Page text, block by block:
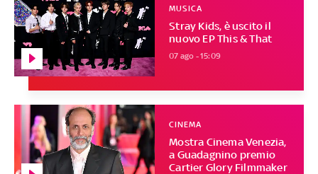
Stray Kids, è uscito il
nuovo EP This & That
MUSICA
07 ago - 15:09
Mostra Cinema Venezia,
a Guadagnino premio
Cartier Glory Filmmaker
CINEMA